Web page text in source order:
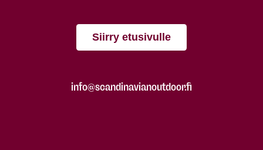
Siirry etusivulle
info@scandinavianoutdoor.fi